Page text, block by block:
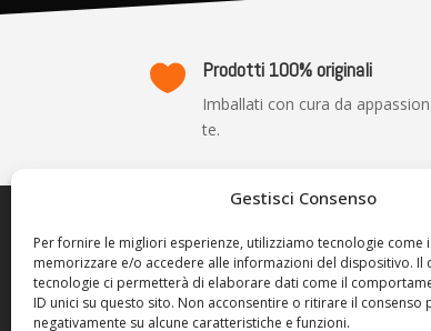
Gestisci Consenso
Per fornire le migliori esperienze, utilizziamo tecnologie come
memorizzare e/o accedere alle informazioni del dispositivo. Il
tecnologie ci permetterà di elaborare dati come il
ID unici su questo sito. Non acconsentire o ritirare il consenso
negativamente su alcune caratteristiche e funzioni.
 Prodotti 100% originali
Imballati con cura da
te.